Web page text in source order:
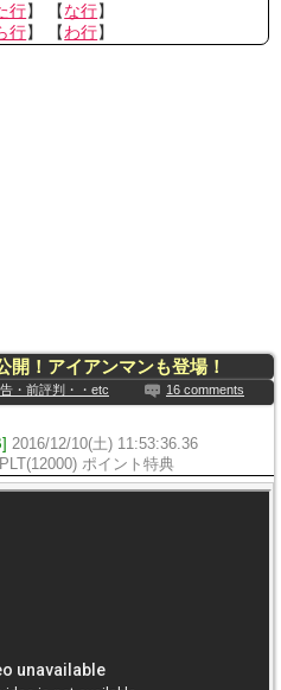
行】 【な行】
行】 【わ行】
開！アイアンマンも登場！
・前評判・・etc 16 comments
2016/12/10(土) 11:53:36.36
ポイント特典